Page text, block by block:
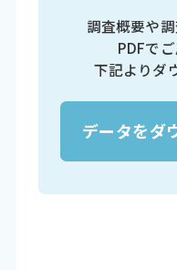
調査概要や
PDFで
下記よりダ
データをダ